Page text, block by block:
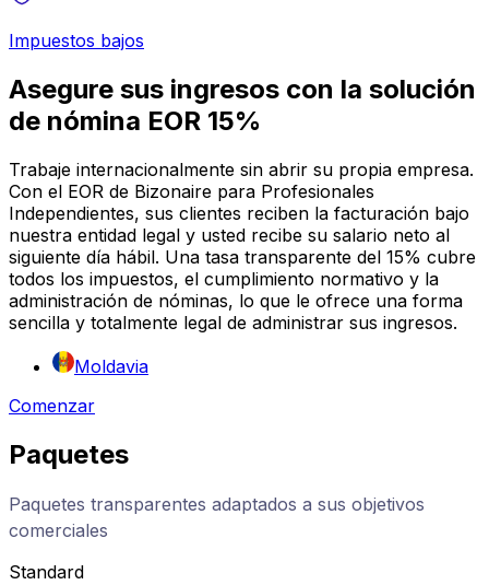
Impuestos bajos
Asegure sus ingresos con la solución
de nómina EOR 15%
Trabaje internacionalmente sin abrir su propia empresa.
Con el EOR de Bizonaire para Profesionales
Independientes, sus clientes reciben la facturación bajo
nuestra entidad legal y usted recibe su salario neto al
siguiente día hábil. Una tasa transparente del 15% cubre
todos los impuestos, el cumplimiento normativo y la
administración de nóminas, lo que le ofrece una forma
sencilla y totalmente legal de administrar sus ingresos.
Moldavia
Comenzar
Paquetes
Paquetes transparentes adaptados a sus objetivos
comerciales
Standard